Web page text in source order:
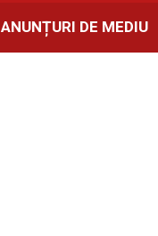
ANUNȚURI DE MEDIU